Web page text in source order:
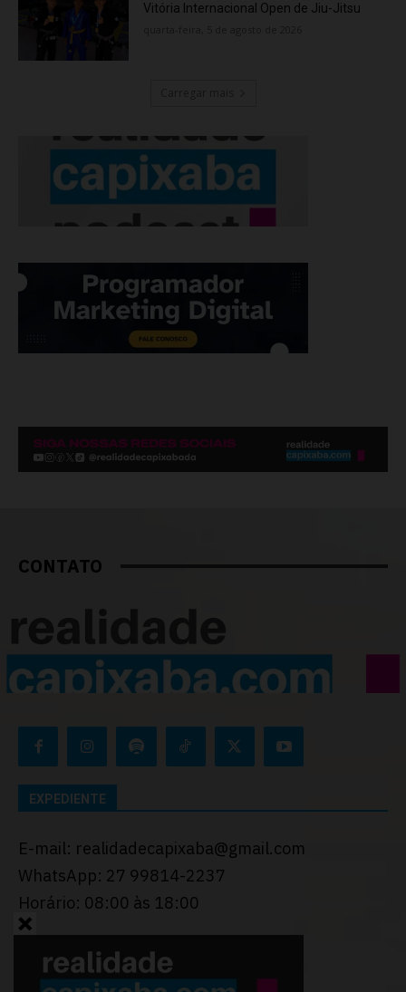
Vitória Internacional Open de Jiu-Jitsu
CONTATO
EXPEDIENTE
E-mail: realidadecapixaba@gmail.com
WhatsApp: 27 99814-2237
Horário: 08:00 às 18:00